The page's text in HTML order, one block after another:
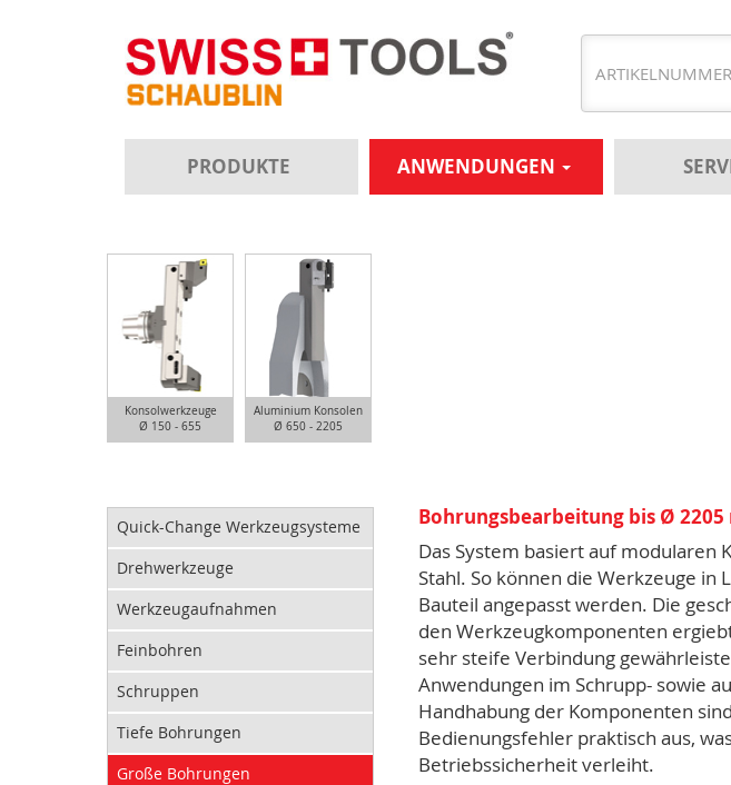
PRODUKTE ANWENDUNGEN
Konsolwerkzeuge
Ø 150 - 655
Aluminium Konsolen
Ø 650 - 2205
Quick-Change Werkzeugsysteme
Drehwerkzeuge
Werkzeugaufnahmen
Feinbohren
Schruppen
Tiefe Bohrungen
Große Bohrungen
Bohrungsbearbeitung bis Ø 2205
Das System basiert auf modularen
Stahl. So können die Werkzeuge in
Bauteil angepasst werden. Die
den Werkzeugkomponenten
sehr steife Verbindung
Anwendungen im Schrupp- sowie
Handhabung der Komponenten
Bedienungsfehler praktisch aus,
Betriebssicherheit verleiht.